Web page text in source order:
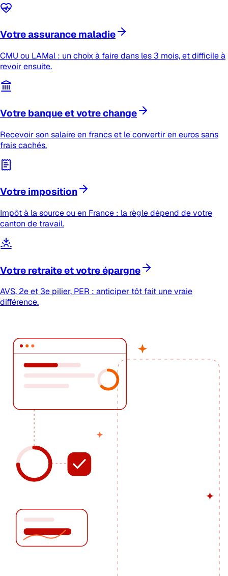
Votre assurance maladie
CMU ou LAMal : un choix à faire dans les 3 mois, et difficile à
revoir ensuite.
Votre banque et votre change
Recevoir son salaire en francs et le convertir en euros sans
frais cachés.
Votre imposition
Impôt à la source ou en France : la règle dépend de votre
canton de travail.
Votre retraite et votre épargne
AVS, 2e et 3e pilier, PER : anticiper tôt fait une vraie
différence.